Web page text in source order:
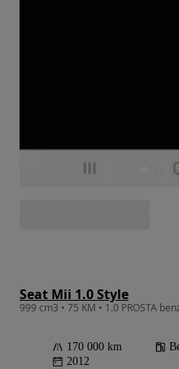
Seat Mii 1.0 Style
170 000 km
2012